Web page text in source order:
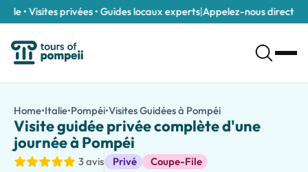
Visites privées • Guides locaux experts|Appelez-nous
/fr/tours/visite-guidee-privee-complete-d-une-journee-a-
Explorez Pompéi lors d'une visite guidée privée approfondie
Découvrez la ville antique comme jamais auparavant lors d'une
Accompagné par unguide privé expert
Cettevisite approfondiepermet de visiter à la fois les
Home•Italie•Pompéi•Visites Guidées à PompéiVisite guidée
Visite guidée privée complète d'une
journée à Pompéi
3 avis Privé Coupe-File
Visites guidées